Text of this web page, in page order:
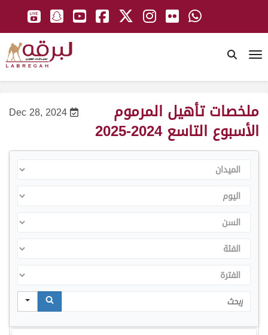
Dec 28, 2024 ملخصات تأهيل المرموم
الأسبوع التاسع 2024-2025
الميدان
اليوم
السن
الفئة
الفترة
Search